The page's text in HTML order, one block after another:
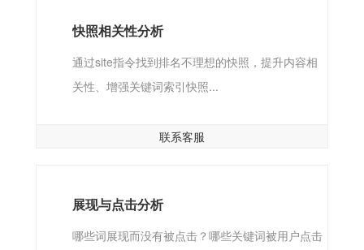
快照相关性分析
通过site指令找到排名不理想的快照，提升内容相
关性、增强关键词索引快照...
联系客服
展现与点击分析
哪些词展现而没有被点击？哪些关键词被用户点击